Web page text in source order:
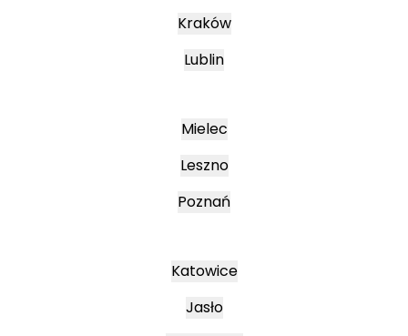
Kraków
Lublin
Mielec
Leszno
Poznań
Katowice
Jasło